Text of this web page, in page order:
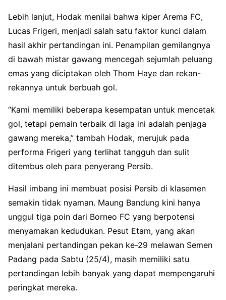
Lebih lanjut, Hodak menilai bahwa kiper Arema FC,
Lucas Frigeri, menjadi salah satu faktor kunci dalam
hasil akhir pertandingan ini. Penampilan gemilangnya
di bawah mistar gawang mencegah sejumlah peluang
emas yang diciptakan oleh Thom Haye dan rekan-
rekannya untuk berbuah gol.
“Kami memiliki beberapa kesempatan untuk mencetak
gol, tetapi pemain terbaik di laga ini adalah penjaga
gawang mereka,” tambah Hodak, merujuk pada
performa Frigeri yang terlihat tangguh dan sulit
ditembus oleh para penyerang Persib.
Hasil imbang ini membuat posisi Persib di klasemen
semakin tidak nyaman. Maung Bandung kini hanya
unggul tiga poin dari Borneo FC yang berpotensi
menyamakan kedudukan. Pesut Etam, yang akan
menjalani pertandingan pekan ke-29 melawan Semen
Padang pada Sabtu (25/4), masih memiliki satu
pertandingan lebih banyak yang dapat mempengaruhi
peringkat mereka.